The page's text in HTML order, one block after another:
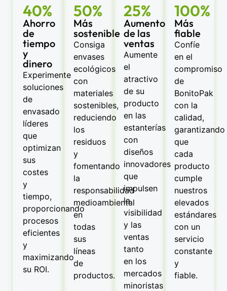
40%
Ahorro
de
tiempo
y
dinero
Experimente
soluciones
de
envasado
líderes
que
optimizan
sus
costes
y
tiempo,
proporcionando
procesos
eficientes
y
maximizando
su ROI.
50%
Más
sostenible
Consiga
envases
ecológicos
con
materiales
sostenibles,
reduciendo
los
residuos
y
fomentando
la
responsabilidad
medioambiental
en
todas
sus
líneas
de
productos.
25%
Aumento
de las
ventas
Aumente
el
atractivo
de su
producto
en las
estanterías
con
diseños
innovadores
que
impulsen
la
visibilidad
y las
ventas
tanto
en los
mercados
minoristas
100%
Más
fiable
Confíe
en el
compromiso
de
BonitoPak
con la
calidad,
garantizando
que
cada
producto
cumple
nuestros
elevados
estándares
con un
servicio
constante
y
fiable.